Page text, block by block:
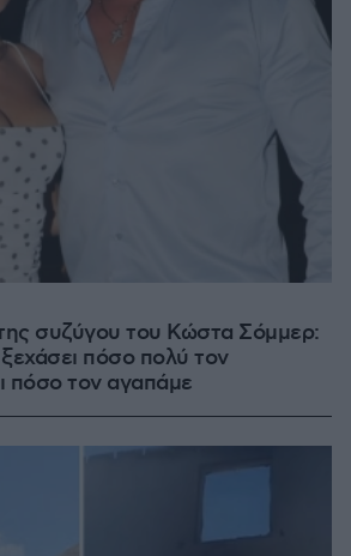
συζύγου του Κώστα Σόμμερ:
πόσο πολύ τον
πόσο τον αγαπάμε